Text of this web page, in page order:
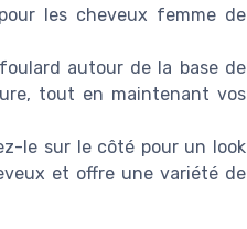
les cheveux femme de
autour de la base de
tout en maintenant vos
le sur le côté pour un look
et offre une variété de